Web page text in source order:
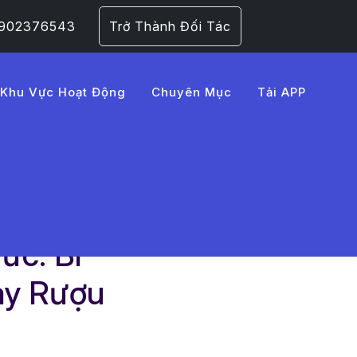
Trở Thành Đối Tác
Khu Vực Hoạt Động Chuyên Mục Tải APP
Bí
Rượu